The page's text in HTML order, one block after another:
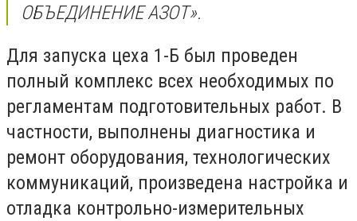
ОБЪЕДИНЕНИЕ АЗОТ».
Для запуска цеха 1-Б был проведен
полный комплекс всех необходимых по
регламентам подготовительных работ. В
частности, выполнены диагностика и
ремонт оборудования, технологических
коммуникаций, произведена настройка и
отладка контрольно-измерительных